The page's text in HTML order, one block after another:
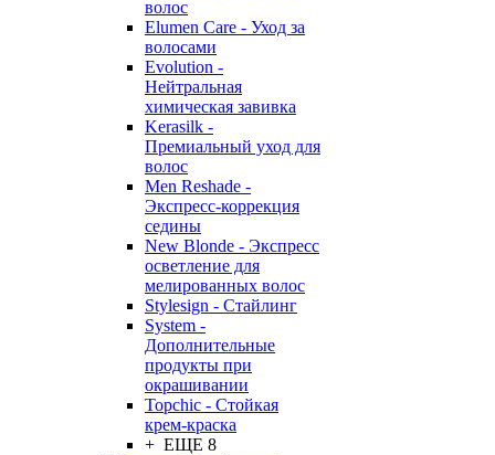
волос
Elumen Care - Уход за
волосами
Evolution -
Нейтральная
химическая завивка
Kerasilk -
Премиальный уход для
волос
Men Reshade -
Экспресс-коррекция
седины
New Blonde - Экспресс
осветление для
мелированных волос
Stylesign - Стайлинг
System -
Дополнительные
продукты при
окрашивании
Topchic - Стойкая
крем-краска
+ ЕЩЕ 8